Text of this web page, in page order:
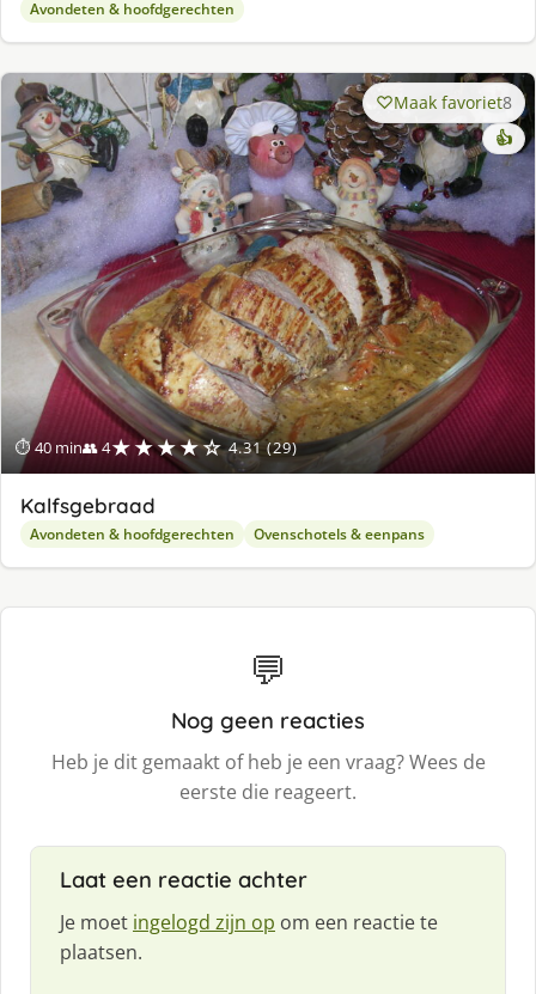
Avondeten & hoofdgerechten
⏱ 40 min👥 4★★★★☆ 4.31 (29)
Maak favoriet8
👍
Kalfsgebraad
Avondeten & hoofdgerechten Ovenschotels & eenpans
💬
Nog geen reacties
Heb je dit gemaakt of heb je een vraag? Wees de
eerste die reageert.
Laat een reactie achter
Je moet ingelogd zijn op om een reactie te
plaatsen.